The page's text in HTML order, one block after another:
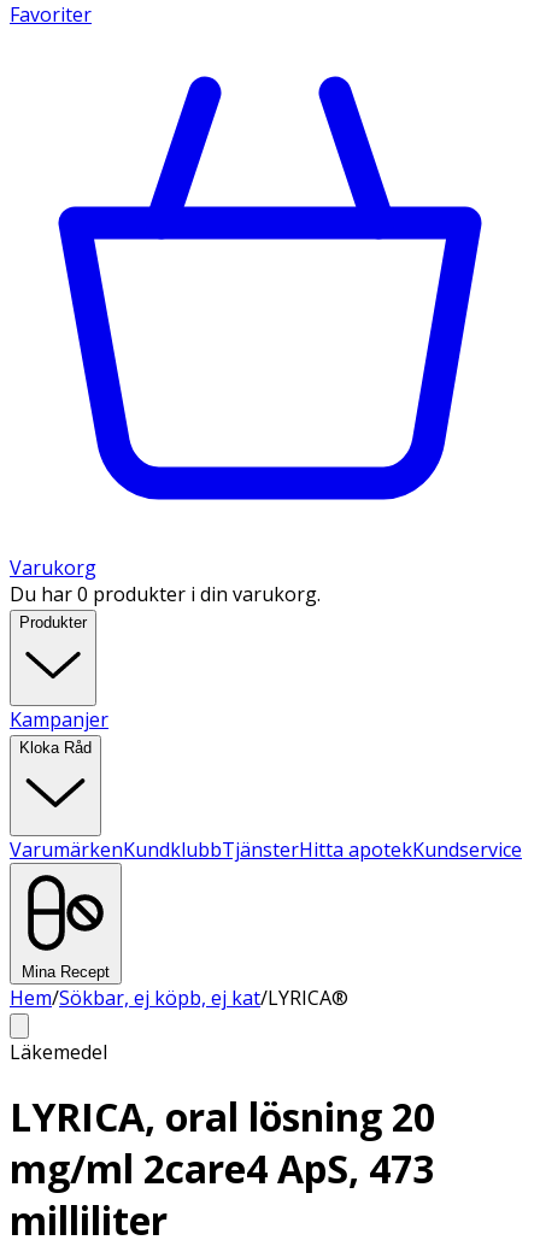
Favoriter
Varukorg
Du har 0 produkter i din varukorg.
Produkter
Kampanjer
Kloka Råd
VarumärkenKundklubbTjänsterHitta apotekKundservice
Mina Recept
Hem/Sökbar, ej köpb, ej kat/LYRICA®
Läkemedel
LYRICA, oral lösning 20
mg/ml 2care4 ApS, 473
milliliter